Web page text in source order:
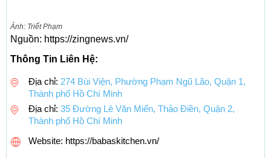
Ảnh: Triết Phạm
Nguồn: https://zingnews.vn/
Thông Tin Liên Hệ:
Địa chỉ: 274 Bùi Viện, Phường Phạm Ngũ Lão, Quận 1,
Thành phố Hồ Chí Minh
Địa chỉ: 35 Đường Lê Văn Miến, Thảo Điền, Quận 2,
Thành phố Hồ Chí Minh
Website: https://babaskitchen.vn/